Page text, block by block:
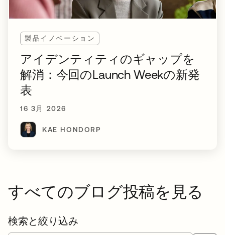
製品イノベーション
アイデンティティのギャップを
解消：今回のLaunch Weekの新発
表
16 3月 2026
KAE HONDORP
すべてのブログ投稿を見る
検索と絞り込み